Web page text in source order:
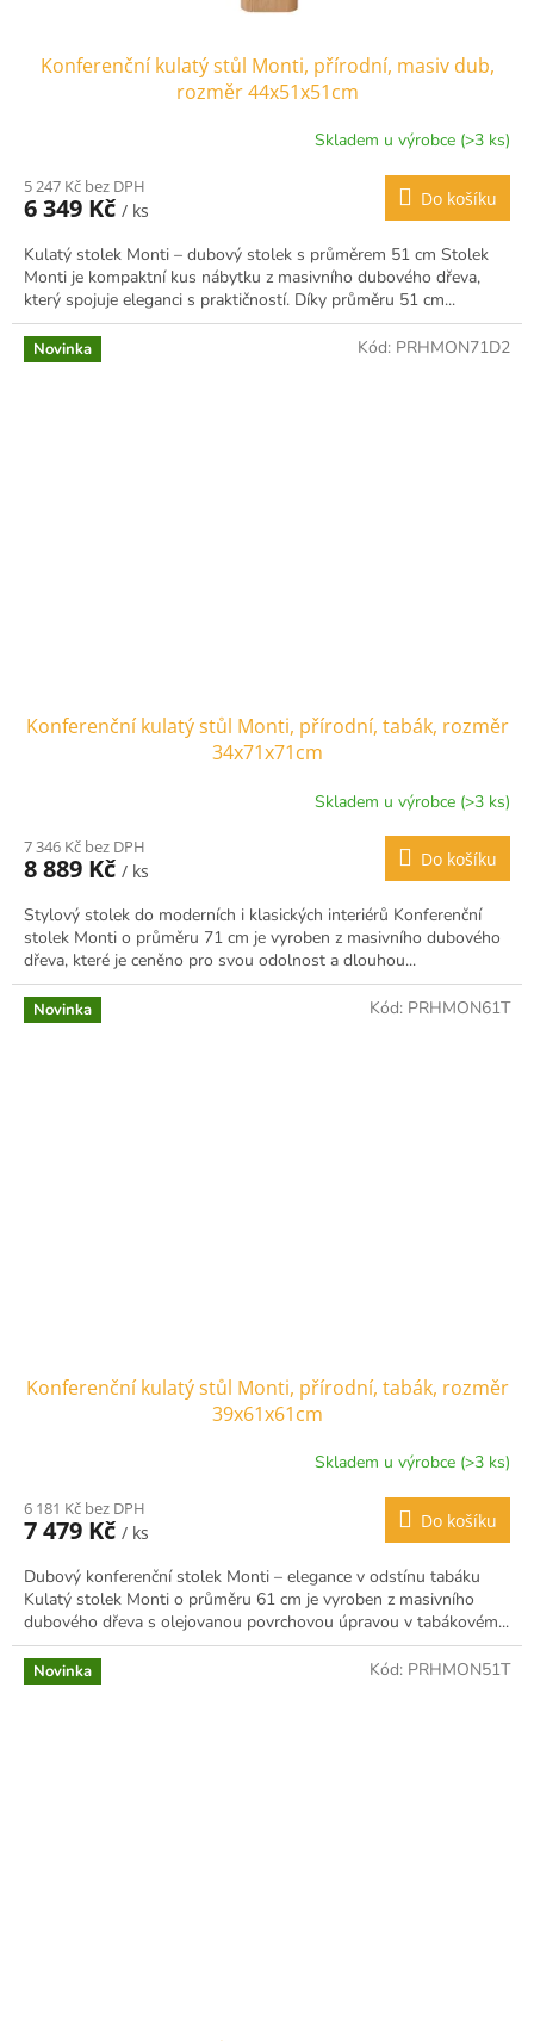
Konferenční kulatý stůl Monti, přírodní, masiv dub,
rozměr 44x51x51cm
Skladem u výrobce (>3 ks)
5 247 Kč bez DPH
6 349 Kč / ks
Do košíku
Kulatý stolek Monti – dubový stolek s průměrem 51 cm Stolek
Monti je kompaktní kus nábytku z masivního dubového dřeva,
který spojuje eleganci s praktičností. Díky průměru 51 cm...
Novinka
Konferenční kulatý stůl Monti, přírodní, tabák, rozměr
34x71x71cm
Skladem u výrobce (>3 ks)
7 346 Kč bez DPH
8 889 Kč / ks
Do košíku
Stylový stolek do moderních i klasických interiérů Konferenční
stolek Monti o průměru 71 cm je vyroben z masivního dubového
dřeva, které je ceněno pro svou odolnost a dlouhou...
Kód: PRHMON71D2
Novinka
Konferenční kulatý stůl Monti, přírodní, tabák, rozměr
39x61x61cm
Skladem u výrobce (>3 ks)
6 181 Kč bez DPH
7 479 Kč / ks
Do košíku
Dubový konferenční stolek Monti – elegance v odstínu tabáku
Kulatý stolek Monti o průměru 61 cm je vyroben z masivního
dubového dřeva s olejovanou povrchovou úpravou v tabákovém...
Kód: PRHMON61T
Novinka Kód: PRHMON51T